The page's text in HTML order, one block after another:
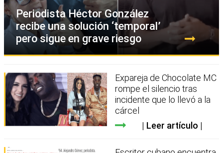
Periodista Héctor González
recibe una solución ‘temporal’
pero sigue en grave riesgo
Expareja de Chocolate MC
rompe el silencio tras
incidente que lo llevó a la
cárcel
Leer artículo